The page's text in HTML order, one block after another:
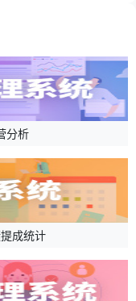
分析
成统计